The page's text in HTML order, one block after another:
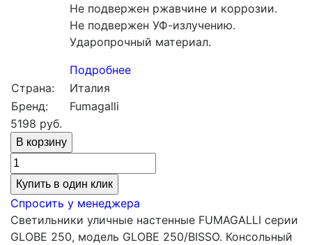
Не подвержен ржавчине и коррозии.
Не подвержен УФ-излучению.
Ударопрочный материал.
Подробнее
Страна:
Италия
Бренд:
Fumagalli
5198 руб.
Купить в один клик
Спросить у менеджера
Светильники уличные настенные FUMAGALLI серии
GLOBE 250, модель GLOBE 250/BISSO. Консольный